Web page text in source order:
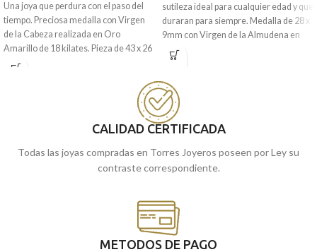
Una joya que perdura con el paso del
tiempo. Preciosa medalla con Virgen
de la Cabeza realizada en Oro
Amarillo de 18 kilates. Pieza de 43 x 26
milímetros que incorpora su imagen
elaborado tallado lateral con acabado
sutileza ideal para cualquier edad y que
duraran para siempre. Medalla de 28 x
9mm con Virgen de la Almudena en
Oro Amarillo de 18 kilates y precioso
forma en silueta.
Recógela
Málaga
llevamos a casa.
CALIDAD CERTIFICADA
Todas las joyas compradas en Torres Joyeros poseen por Ley su
contraste correspondiente.
METODOS DE PAGO